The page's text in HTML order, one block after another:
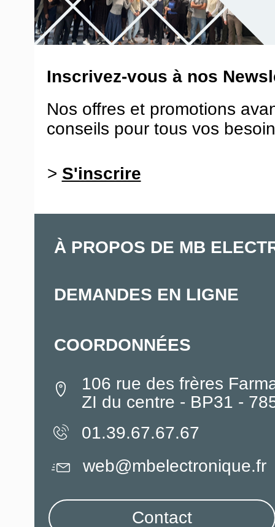
Inscrivez-vous à nos
Nos offres et promotions
conseils pour tous vos
> S'inscrire
À PROPOS DE MB
DEMANDES EN LIGNE
COORDONNÉES
106 rue des frères
ZI du centre - BP31 -
01.39.67.67.67
web@mbelectronique.fr
Contact